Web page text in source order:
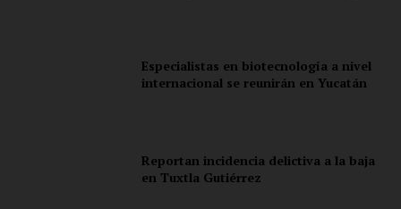
Especialistas en biotecnología a nivel
internacional se reunirán en Yucatán
Reportan incidencia delictiva a la baja
en Tuxtla Gutiérrez